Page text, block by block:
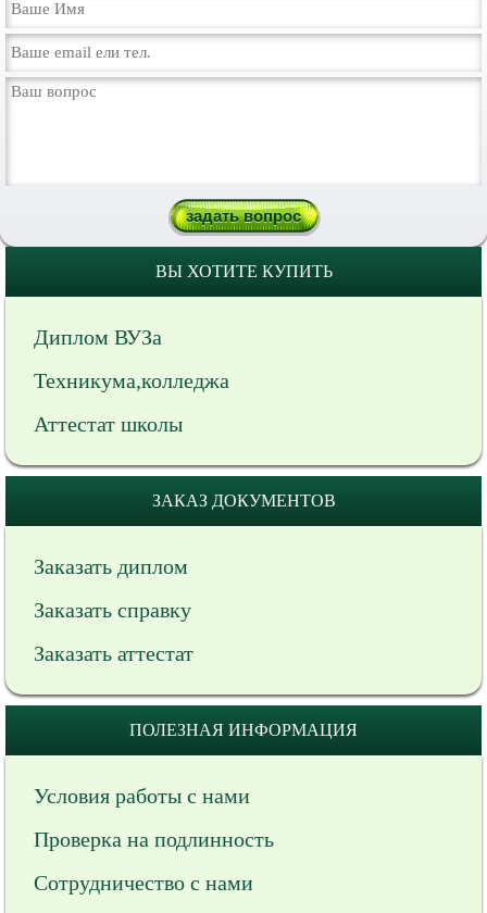
ВЫ ХОТИТЕ КУПИТЬ
Диплом ВУЗа
Техникума,колледжа
Аттестат школы
ЗАКАЗ ДОКУМЕНТОВ
Заказать диплом
Заказать справку
Заказать аттестат
ПОЛЕЗНАЯ ИНФОРМАЦИЯ
Условия работы с нами
Проверка на подлинность
Сотрудничество с нами